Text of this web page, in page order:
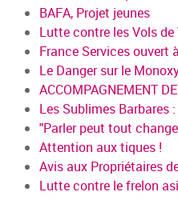
BAFA, Projet jeunes
Lutte contre les Vols de
France Services ouvert
Le Danger sur le
ACCOMPAGNEMENT
Les Sublimes Barbares
"Parler peut tout
Attention aux tiques !
Avis aux Propriétaires
Lutte contre le frelon